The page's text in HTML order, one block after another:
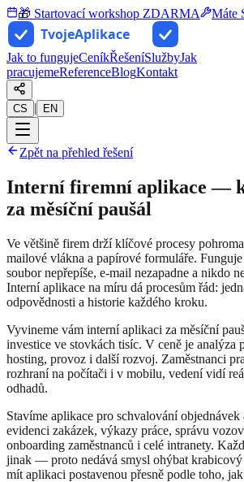
🎁 Startovací workshop ZDARMA Máte
Jak to fungujeCeníkŘešeníSlužbyJak
pracujemeReferenceBlogKontakt
CS | EN
Zpět na přehled řešení
Interní firemní aplikace —
za měsíční paušál
Ve většině firem drží klíčové procesy
mailové vlákna a papírové formuláře.
soubor nepřepíše, e-mail nezapadne a nikdo
Interní aplikace na míru dá procesům řád:
odpovědnosti a historie každého kroku.
Vyvineme vám interní aplikaci za měsíční
investice ve stovkách tisíc. V ceně je analýza
hosting, provoz i další rozvoj. Zaměstnanci
rozhraní na počítači i v mobilu, vedení vidí
odhadů.
Stavíme aplikace pro schvalování objednávek
evidenci zakázek, výkazy práce, správu
onboarding zaměstnanců i celé intranety.
jinak — proto nedává smysl ohýbat krabicový
mít aplikaci postavenou přesně podle toho,